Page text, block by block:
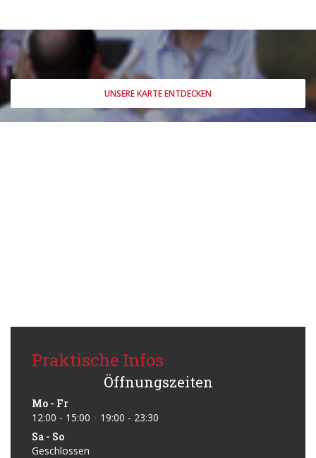
Unsere Karte entdecken
UNSERE KARTE ENTDECKEN
Praktische Infos
Öffnungszeiten
Mo - Fr
12:00 - 15:00 • 19:00 - 23:30
Sa - So
Geschlossen